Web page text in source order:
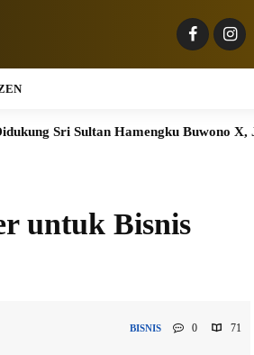
Hamengku Buwono X, Jasa Marga
untuk Bisnis
BISNIS 0 71